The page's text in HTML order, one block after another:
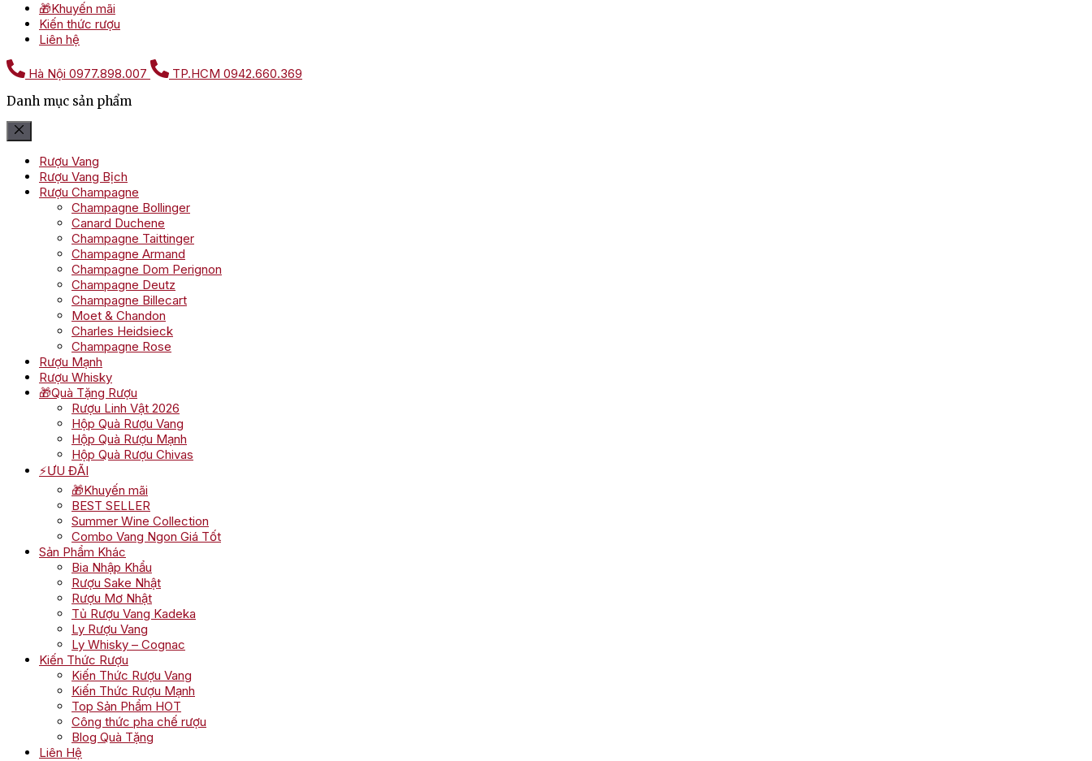
🎁Khuyến mãi
Kiến thức rượu
Liên hệ
Hà Nội 0977.898.007 TP.HCM 0942.660.369
Danh mục sản phẩm
Rượu Vang
Rượu Vang Bịch
Rượu Champagne
Champagne Bollinger
Canard Duchene
Champagne Taittinger
Champagne Armand
Champagne Dom Perignon
Champagne Deutz
Champagne Billecart
Moet & Chandon
Charles Heidsieck
Champagne Rose
Rượu Mạnh
Rượu Whisky
🎁Quà Tặng Rượu
Rượu Linh Vật 2026
Hộp Quà Rượu Vang
Hộp Quà Rượu Mạnh
Hộp Quà Rượu Chivas
⚡ƯU ĐÃI
🎁Khuyến mãi
BEST SELLER
Summer Wine Collection
Combo Vang Ngon Giá Tốt
Sản Phẩm Khác
Bia Nhập Khẩu
Rượu Sake Nhật
Rượu Mơ Nhật
Tủ Rượu Vang Kadeka
Ly Rượu Vang
Ly Whisky – Cognac
Kiến Thức Rượu
Kiến Thức Rượu Vang
Kiến Thức Rượu Mạnh
Top Sản Phẩm HOT
Công thức pha chế rượu
Blog Quà Tặng
Liên Hệ